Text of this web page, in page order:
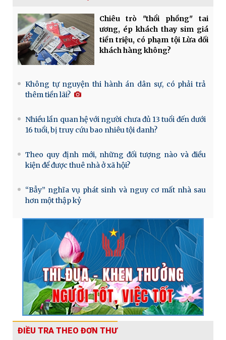
Chiêu trò "thổi phồng" tai
ương, ép khách thay sim giá
tiền triệu, có phạm tội Lừa dối
khách hàng không?
Không tự nguyện thi hành án dân sự, có phải trả
thêm tiền lãi?
Nhiều lần quan hệ với người chưa đủ 13 tuổi đến dưới
16 tuổi, bị truy cứu bao nhiêu tội danh?
Theo quy định mới, những đối tượng nào và điều
kiện để được thuê nhà ở xã hội?
“Bẫy” nghĩa vụ phát sinh và nguy cơ mất nhà sau
hơn một thập kỷ
ĐIỀU TRA THEO ĐƠN THƯ